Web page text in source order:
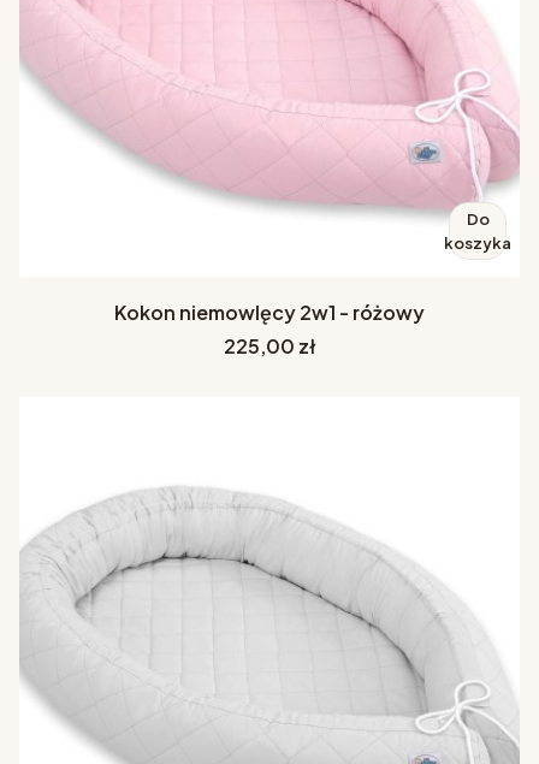
Do
koszyka
Kokon niemowlęcy 2w1 - różowy
Cena
225,00 zł